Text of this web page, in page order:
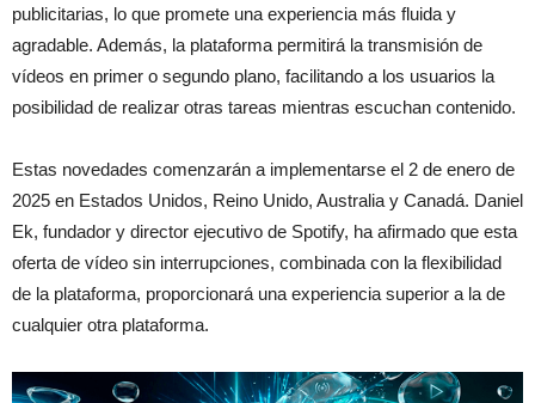
publicitarias, lo que promete una experiencia más fluida y
agradable. Además, la plataforma permitirá la transmisión de
vídeos en primer o segundo plano, facilitando a los usuarios la
posibilidad de realizar otras tareas mientras escuchan contenido.
Estas novedades comenzarán a implementarse el 2 de enero de
2025 en Estados Unidos, Reino Unido, Australia y Canadá. Daniel
Ek, fundador y director ejecutivo de Spotify, ha afirmado que esta
oferta de vídeo sin interrupciones, combinada con la flexibilidad
de la plataforma, proporcionará una experiencia superior a la de
cualquier otra plataforma.